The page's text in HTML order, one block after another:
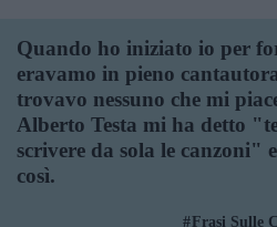
Quando ho iniziato io per
eravamo in pieno
trovavo nessuno che mi
Alberto Testa mi ha detto
scrivere da sola le canzoni"
così.
Frasi Sulle